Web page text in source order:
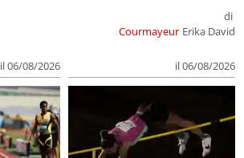
il 06/08/2026
Courmayeur
di
Erika David
il 06/08/2026